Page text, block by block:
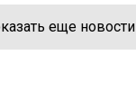
еще новости